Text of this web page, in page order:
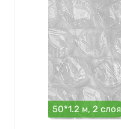
50*1.2 м, 2 слоя